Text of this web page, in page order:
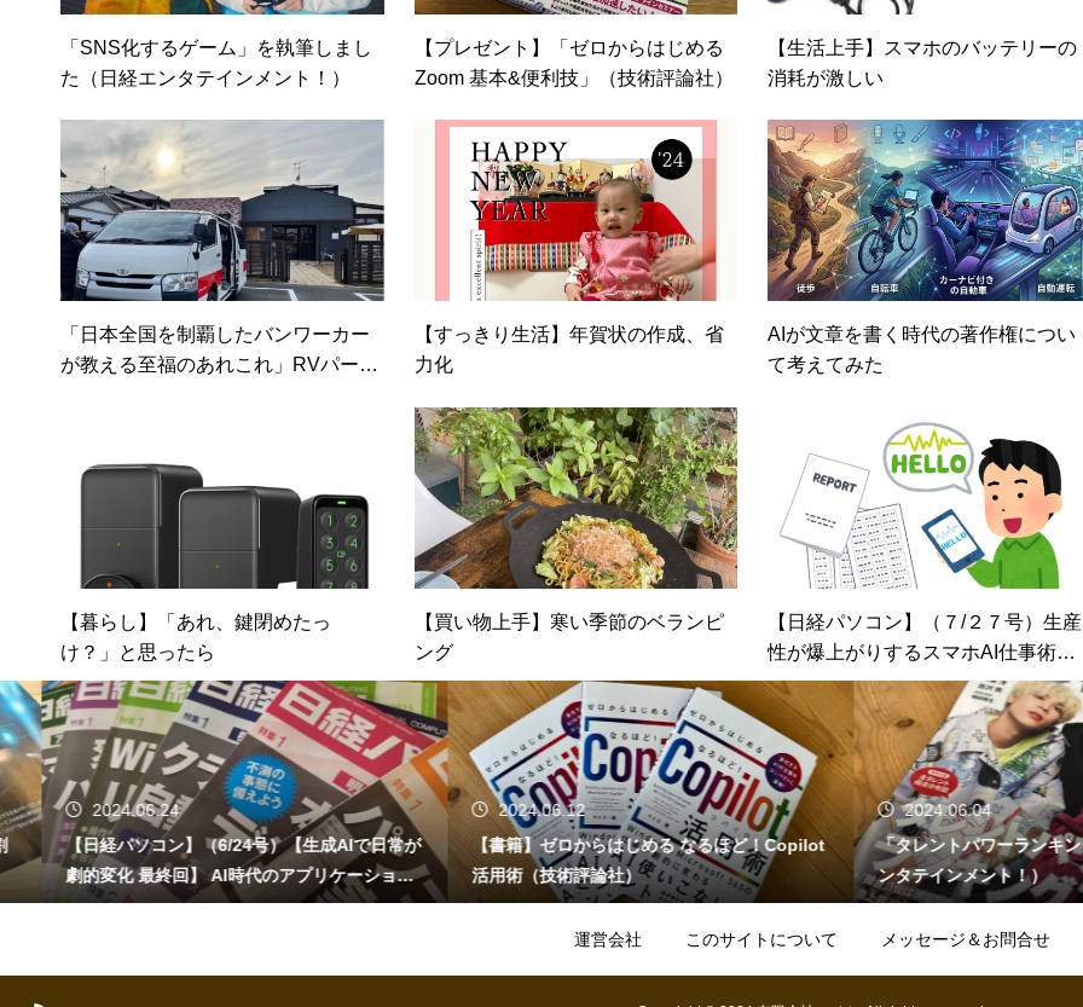
「SNS化するゲーム」を執筆しまし
た（日経エンタテインメント！）
【プレゼント】「ゼロからはじめる
Zoom 基本&便利技」（技術評論社）
【生活上手】スマホのバッテリーの
消耗が激しい
「日本全国を制覇したバンワーカー
が教える至福のあれこれ」RVパーク
【すっきり生活】年賀状の作成、省
力化
AIが文章を書く時代の著作権につい
て考えてみた
【暮らし】「あれ、鍵閉めたっ
け？」と思ったら
【買い物上手】寒い季節のベランピ
ング
【日経パソコン】（７/２７号）生産
性が爆上がりするスマホAI仕事術
（第２回）「書く」を捨てて「話
す」で入力しよう
2024.06.24
【日経パソコン】（6/24号）【生成AIで日常が
劇的変化 最終回】 AI時代のアプリケーション
／サービス
2024.06.12
【書籍】ゼロからはじめる なるほど！Copilot
活用術（技術評論社）
2024.06.04
「タレントパワーランキング
ンタテインメント！）
運営会社
このサイトについて メッセージ＆お問合せ